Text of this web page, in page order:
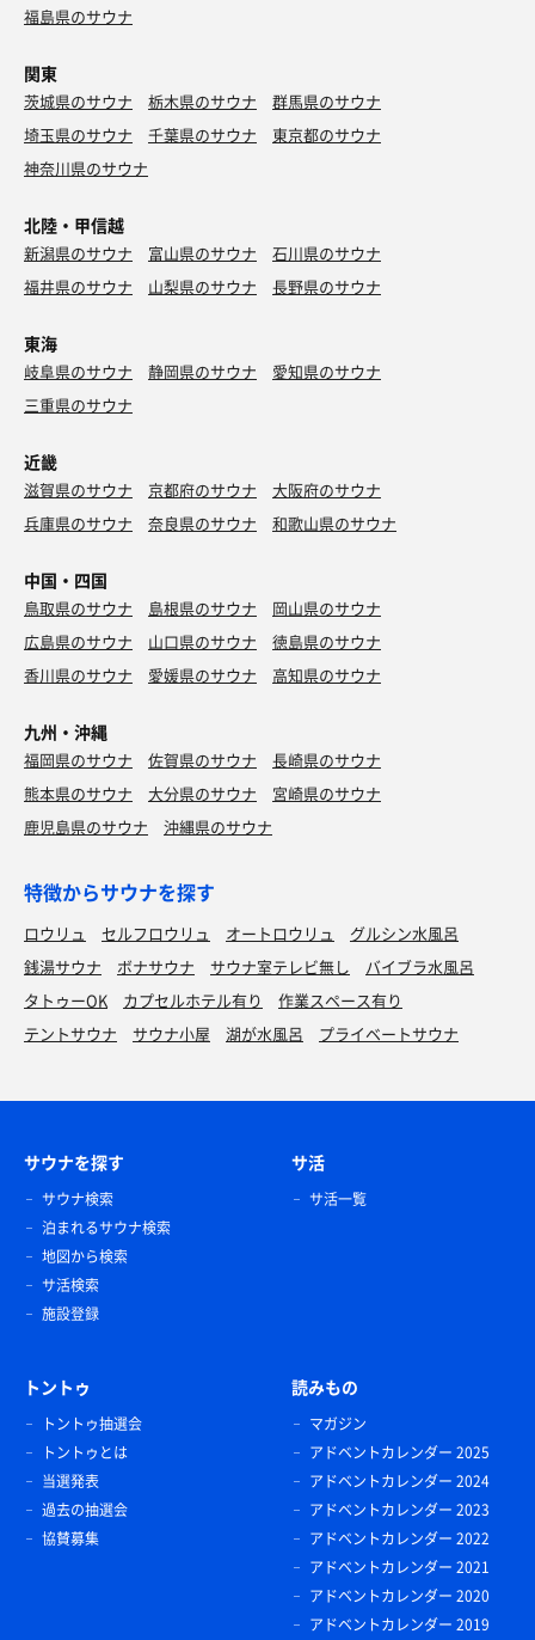
福島県のサウナ
関東
茨城県のサウナ 栃木県のサウナ
群馬県のサウナ
埼玉県のサウナ
千葉県のサウナ
東京都のサウナ
神奈川県のサウナ
北陸・甲信越
新潟県のサウナ 富山県のサウナ
石川県のサウナ
福井県のサウナ
山梨県のサウナ 長野県のサウナ
東海
岐阜県のサウナ 静岡県のサウナ
愛知県のサウナ
三重県のサウナ
近畿
滋賀県のサウナ 京都府のサウナ
大阪府のサウナ
兵庫県のサウナ
奈良県のサウナ 和歌山県のサウナ
中国・四国
鳥取県のサウナ 島根県のサウナ
岡山県のサウナ
広島県のサウナ
山口県のサウナ
徳島県のサウナ
香川県のサウナ
愛媛県のサウナ 高知県のサウナ
九州・沖縄
福岡県のサウナ 佐賀県のサウナ
長崎県のサウナ
熊本県のサウナ
大分県のサウナ
宮崎県のサウナ
鹿児島県のサウナ
沖縄県のサウナ
特徴からサウナを探す
ロウリュ セルフロウリュ オートロウリュ
グルシン水風呂
銭湯サウナ
ボナサウナ サウナ室テレビ無し
バイブラ水風呂
タトゥーOK
カプセルホテル有り
作業スペース有り
テントサウナ
サウナ小屋 湖が水風呂 プライベートサウナ
サウナを探す
サウナ検索
泊まれるサウナ検索
地図から検索
サ活検索
施設登録
サ活
サ活一覧
トントゥ
トントゥ抽選会
トントゥとは
当選発表
過去の抽選会
協賛募集
読みもの
マガジン
アドベントカレンダー 2025
アドベントカレンダー 2024
アドベントカレンダー 2023
アドベントカレンダー 2022
アドベントカレンダー 2021
アドベントカレンダー 2020
アドベントカレンダー 2019